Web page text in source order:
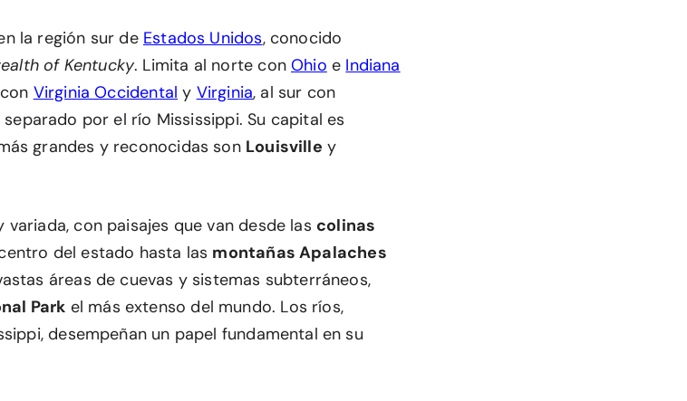
la región sur de Estados Unidos, conocido
of Kentucky. Limita al norte conOhio e Indiana
Virginia Occidental y Virginia, al sur con
separado por el río Mississippi. Su capital es
grandes y reconocidas son Louisville y
con paisajes que van desde las colinas
del estado hasta las montañas Apalaches
áreas de cuevas y sistemas subterráneos,
Park el más extenso del mundo. Los ríos,
desempeñan un papel fundamental en su